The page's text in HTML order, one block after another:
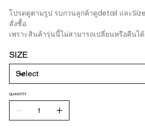
โปรดดูตามรูป รบกวนลูกค้าดูdetail และ
สั่งซื้อ
เพราะสินค้ารุ่นนี้ไม่สามารถเปลี่ยนหรือคืนได้
SIZE
QUANTITY